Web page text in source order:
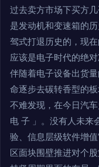
过去卖方市场下买方
是发动机和变速箱的
驾式打退历史的，现
应该是电子时代的绝
伴随着电子设备出货
命逐步去碳转香型的
不难发现，在今日汽
电 子 」。没有人未来
验、信息层级软件增
区面块围壁推进对个